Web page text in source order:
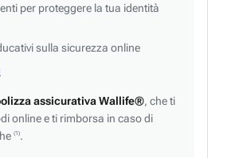
per proteggere la tua identità
sulla sicurezza online
assicurativa Wallife®, che ti
online e ti rimborsa in caso di
(1).